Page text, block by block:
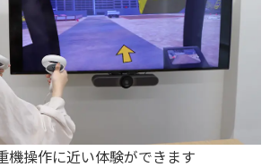
機操作に近い体験ができます